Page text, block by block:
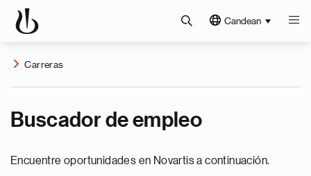
Candean
Carreras
Buscador de empleo
Encuentre oportunidades en Novartis a continuación.